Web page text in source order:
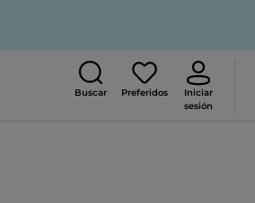
Buscar Preferidos
Iniciar
sesión